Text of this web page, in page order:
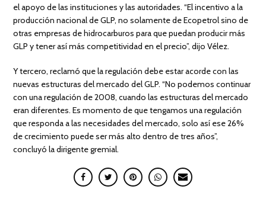
el apoyo de las instituciones y las autoridades. “El incentivo a la
producción nacional de GLP, no solamente de Ecopetrol sino de
otras empresas de hidrocarburos para que puedan producir más
GLP y tener así más competitividad en el precio”, dijo Vélez.
Y tercero, reclamó que la regulación debe estar acorde con las
nuevas estructuras del mercado del GLP. “No podemos continuar
con una regulación de 2008, cuando las estructuras del mercado
eran diferentes. Es momento de que tengamos una regulación
que responda a las necesidades del mercado, solo así ese 26%
de crecimiento puede ser más alto dentro de tres años”,
concluyó la dirigente gremial.